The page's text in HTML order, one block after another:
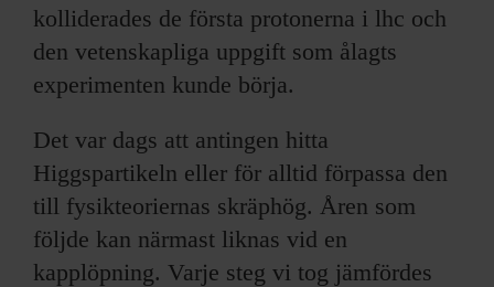
kolliderades de första protonerna i lhc och
den vetenskapliga uppgift som ålagts
experimenten kunde börja.
Det var dags att antingen hitta
Higgspartikeln eller för alltid förpassa den
till fysikteoriernas skräphög. Åren som
följde kan närmast liknas vid en
kapplöpning. Varje steg vi tog jämfördes